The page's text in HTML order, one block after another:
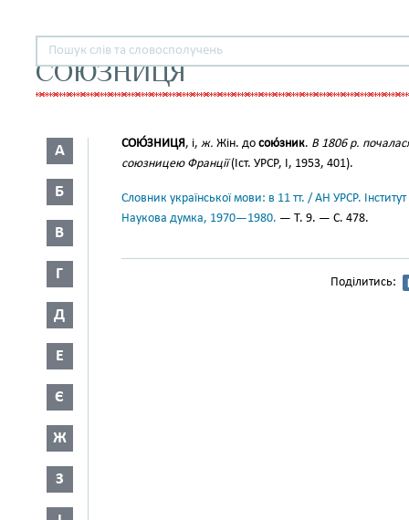
СОЮЗНИЦЯ
А
Б
В
Г
Д
Е
Є
Ж
З
СОЮ́ЗНИЦЯ, і, ж. Жін. до сою́зник. В 1806 р.
союзницею Франції(Іст. УРСР, І, 1953, 401).
Словник української мови: в 11 тт. / АН УРСР.
Наукова думка, 1970—1980. — Т. 9. — С. 478.
Поділитись: